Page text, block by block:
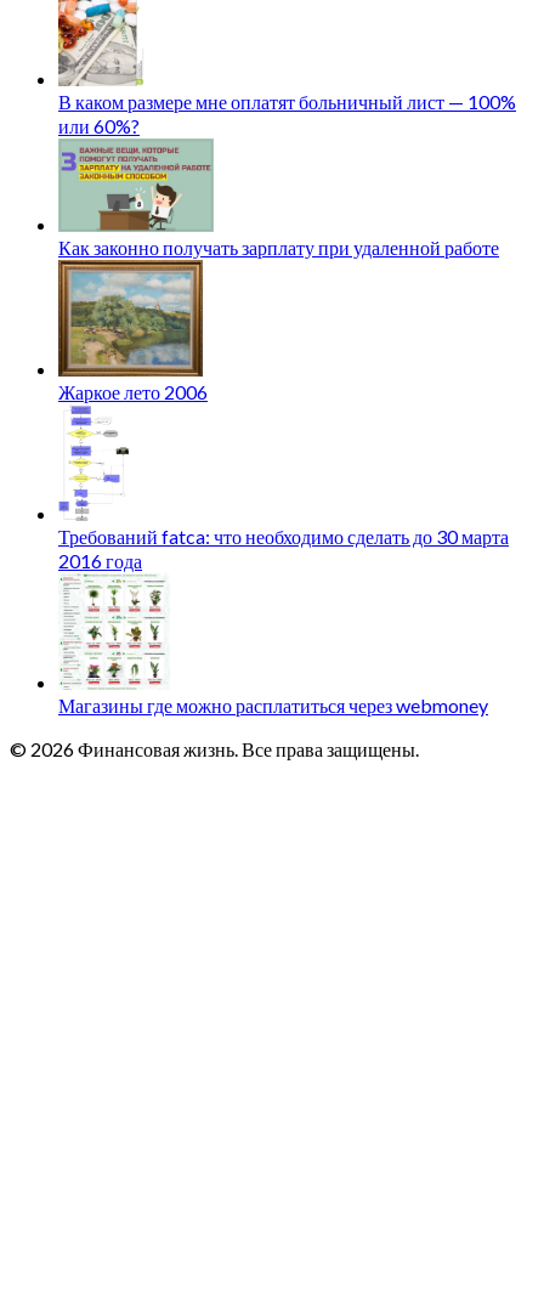
В каком размере мне оплатят больничный лист — 100%
или 60%?
Как законно получать зарплату при удаленной работе
Жаркое лето 2006
Требований fatca: что необходимо сделать до 30 марта
2016 года
Магазины где можно расплатиться через webmoney
© 2026 Финансовая жизнь. Все права защищены.